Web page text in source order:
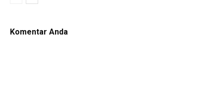
Komentar Anda